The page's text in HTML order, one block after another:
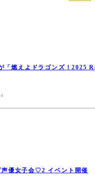
「燃えよドラゴンズ！2025
声優女子会♡2 イベント開催